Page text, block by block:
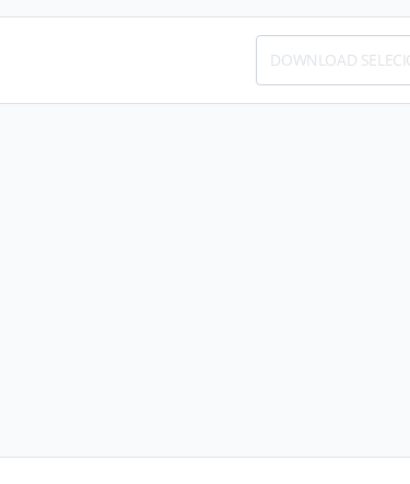
DOWNLOAD